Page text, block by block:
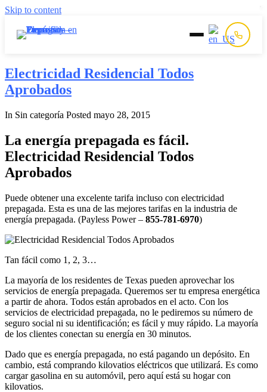
Skip to content
Inicio
Postpago
Quiénes Somos
Contacto
Electricidad Residencial Todos
Aprobados
In Sin categoría Posted mayo 28, 2015
La energía prepagada es fácil.
Electricidad Residencial Todos
Aprobados
Puede obtener una excelente tarifa incluso con electricidad
prepagada. Esta es una de las mejores tarifas en la industria de
energía prepagada. (Payless Power – 855-781-6970)
Tan fácil como 1, 2, 3…
La mayoría de los residentes de Texas pueden aprovechar los
servicios de energía prepagada. Queremos ser tu empresa energética
a partir de ahora. Todos están aprobados en el acto. Con los
servicios de electricidad prepagada, no le pediremos su número de
seguro social ni su identificación; es fácil y muy rápido. La mayoría
de los clientes conectan su energía en 30 minutos.
Dado que es energía prepagada, no está pagando un depósito. En
cambio, está comprando kilovatios eléctricos que utilizará. Es como
cargar gasolina en su automóvil, pero aquí está su hogar con
kilovatios.